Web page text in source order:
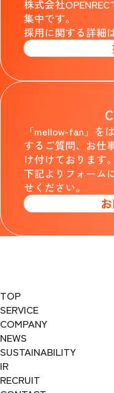
株式会社
集中です。
採用に関する詳細
「mellow-fan」を
するご質問、お仕
け付けております。
下記よりフォーム
せください。
TOP
SERVICE
COMPANY
NEWS
SUSTAINABILITY
IR
RECRUIT